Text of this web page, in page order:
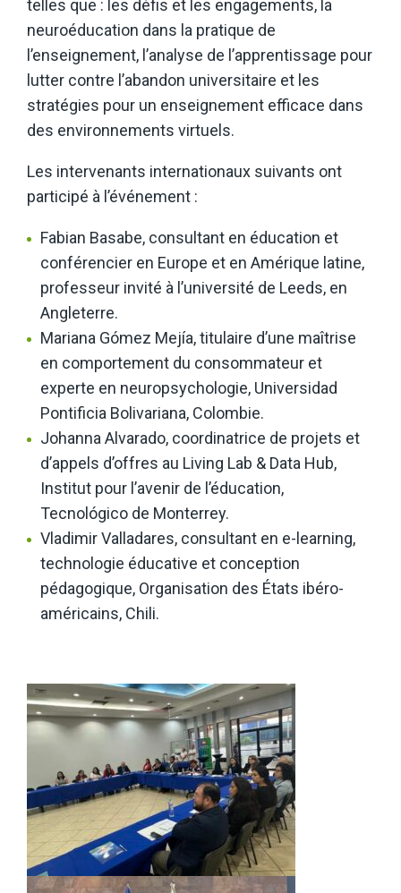
telles que : les défis et les engagements, la
neuroéducation dans la pratique de
l’enseignement, l’analyse de l’apprentissage pour
lutter contre l’abandon universitaire et les
stratégies pour un enseignement efficace dans
des environnements virtuels.
Les intervenants internationaux suivants ont
participé à l’événement :
Fabian Basabe, consultant en éducation et
conférencier en Europe et en Amérique latine,
professeur invité à l’université de Leeds, en
Angleterre.
Mariana Gómez Mejía, titulaire d’une maîtrise
en comportement du consommateur et
experte en neuropsychologie, Universidad
Pontificia Bolivariana, Colombie.
Johanna Alvarado, coordinatrice de projets et
d’appels d’offres au Living Lab & Data Hub,
Institut pour l’avenir de l’éducation,
Tecnológico de Monterrey.
Vladimir Valladares, consultant en e-learning,
technologie éducative et conception
pédagogique, Organisation des États ibéro-
américains, Chili.